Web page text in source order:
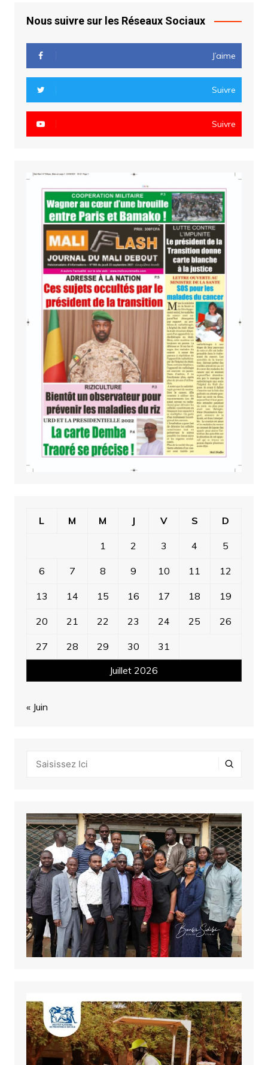
Nous suivre sur les Réseaux Sociaux
J’aime
Suivre
Suivre
Juillet 2026
L M M J V S D
1 2 3 4 5
6 7 8 9 10 11 12
13 14 15 16 17 18 19
20 21 22 23 24 25 26
27 28 29 30 31
« Juin